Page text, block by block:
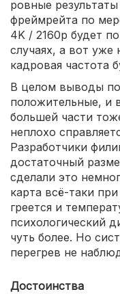
ровные
фреймрейта по
4K / 2160p будет
случаях, а вот уже
кадровая частота
В целом выводы
положительные, и
большей части
неплохо
Разработчики
достаточный
сделали это
карта всё-таки
греется и
психологический
чуть более. Но
перегрев не
Достоинства